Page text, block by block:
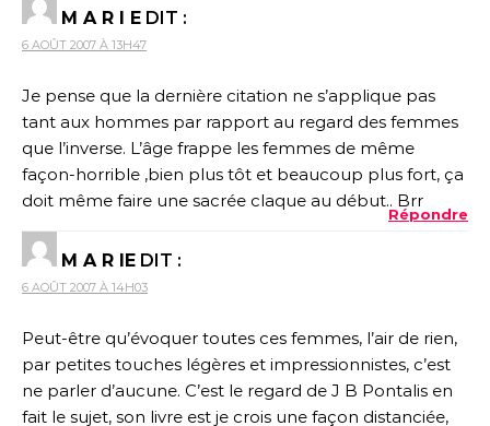
M A R I E DIT :
6 AOÛT 2007 À 13H47
Je pense que la dernière citation ne s’applique pas
tant aux hommes par rapport au regard des femmes
que l’inverse. L’âge frappe les femmes de même
façon-horrible ,bien plus tôt et beaucoup plus fort, ça
doit même faire une sacrée claque au début.. Brr
Répondre
M A R IE DIT :
6 AOÛT 2007 À 14H03
Peut-être qu’évoquer toutes ces femmes, l’air de rien,
par petites touches légères et impressionnistes, c’est
ne parler d’aucune. C’est le regard de J B Pontalis en
fait le sujet, son livre est je crois une façon distanciée,